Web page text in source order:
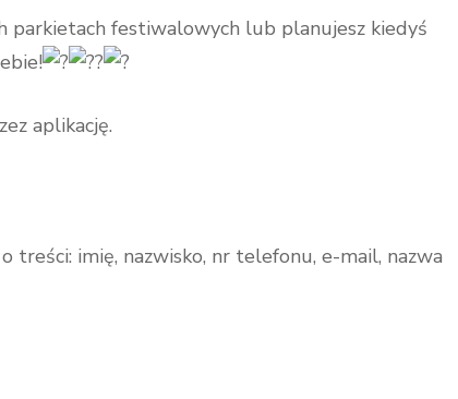
parkietach festiwalowych lub planujesz kiedyś
aplikację.
treści: imię, nazwisko, nr telefonu, e-mail, nazwa